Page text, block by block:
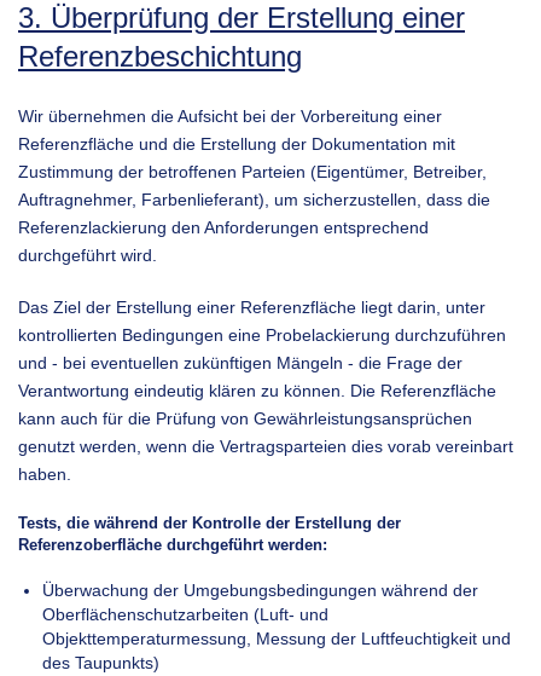
3. Überprüfung der Erstellung einer
Referenzbeschichtung
Wir übernehmen die Aufsicht bei der Vorbereitung einer
Referenzfläche und die Erstellung der Dokumentation mit
Zustimmung der betroffenen Parteien (Eigentümer, Betreiber,
Auftragnehmer, Farbenlieferant), um sicherzustellen, dass die
Referenzlackierung den Anforderungen entsprechend
durchgeführt wird.
Das Ziel der Erstellung einer Referenzfläche liegt darin, unter
kontrollierten Bedingungen eine Probelackierung durchzuführen
und - bei eventuellen zukünftigen Mängeln - die Frage der
Verantwortung eindeutig klären zu können. Die Referenzfläche
kann auch für die Prüfung von Gewährleistungsansprüchen
genutzt werden, wenn die Vertragsparteien dies vorab vereinbart
haben.
Tests, die während der Kontrolle der Erstellung der
Referenzoberfläche durchgeführt werden:
Überwachung der Umgebungsbedingungen während der
Oberflächenschutzarbeiten (Luft- und
Objekttemperaturmessung, Messung der Luftfeuchtigkeit und
des Taupunkts)